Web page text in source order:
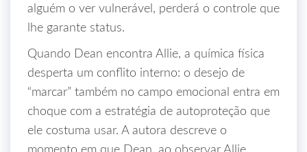
alguém o ver vulnerável, perderá o controle que
lhe garante status.
Quando Dean encontra Allie, a química física
desperta um conflito interno: o desejo de
“marcar” também no campo emocional entra em
choque com a estratégia de autoproteção que
ele costuma usar. A autora descreve o